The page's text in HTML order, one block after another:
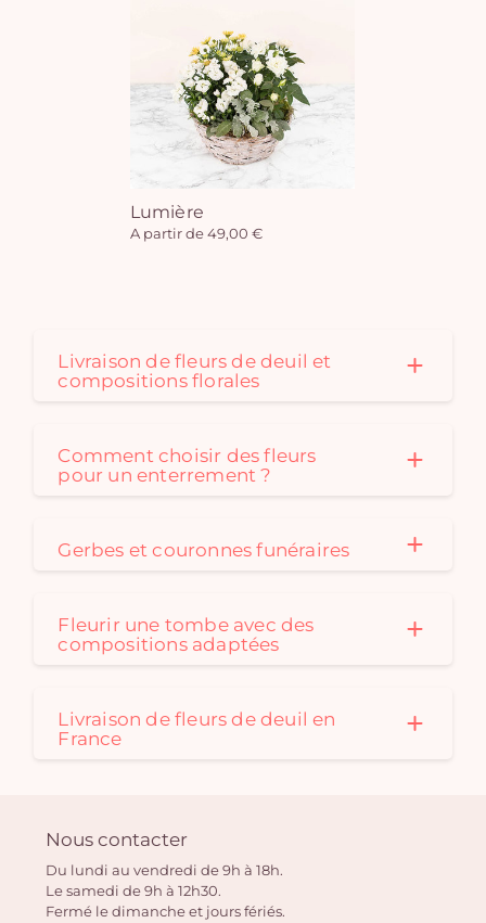
Lumière
A partir de 49,00 €
Livraison de fleurs de deuil et
compositions florales
Comment choisir des fleurs
pour un enterrement ?
Gerbes et couronnes funéraires
Fleurir une tombe avec des
compositions adaptées
Livraison de fleurs de deuil en
France
Nous contacter
Du lundi au vendredi de 9h à 18h.
Le samedi de 9h à 12h30.
Fermé le dimanche et jours fériés.